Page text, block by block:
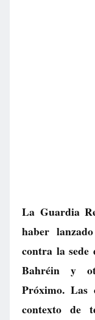
La Guardia
haber
contra la
Bahréin y
Próximo. Las
contexto de